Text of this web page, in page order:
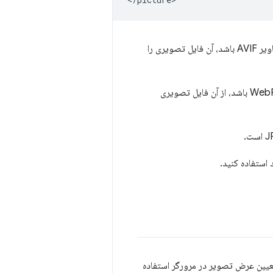
اشاره می‌کند. اگر مرورگر قادر به رندر تصاویر AVIF باشد، آن فایل تصویری را
اشاره می‌کند. اگر مرورگر قادر به رندر تصاویر WebP باشد، از آن فایل تصویری
کنید.
عرض تصویر در مرورگر استفاده